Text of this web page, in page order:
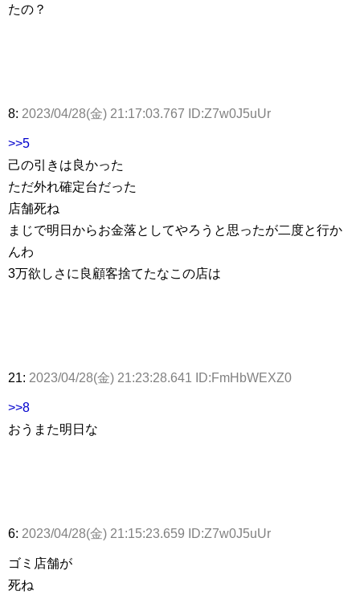
たの？
8: 2023/04/28(金) 21:17:03.767 ID:Z7w0J5uUr
>>5
己の引きは良かった
ただ外れ確定台だった
店舗死ね
まじで明日からお金落としてやろうと思ったが二度と行か
んわ
3万欲しさに良顧客捨てたなこの店は
21: 2023/04/28(金) 21:23:28.641 ID:FmHbWEXZ0
>>8
おうまた明日な
6: 2023/04/28(金) 21:15:23.659 ID:Z7w0J5uUr
ゴミ店舗が
死ね